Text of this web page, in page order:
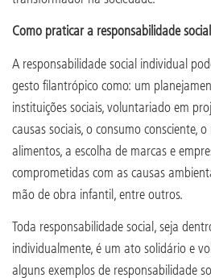
Como praticar a responsabilidade
A responsabilidade social individual
gesto filantrópico como: um
instituições sociais, voluntariado em
causas sociais, o consumo consciente,
alimentos, a escolha de marcas e
comprometidas com as causas
mão de obra infantil, entre outros.
Toda responsabilidade social, seja
individualmente, é um ato solidário e
alguns exemplos de responsabilidade